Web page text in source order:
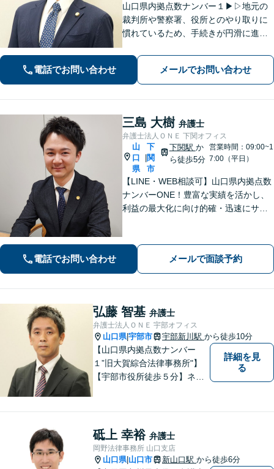
山口県内拠点数ナンバー１▶︎▷地元の
裁判所や警察署、役所とのやり取りに
慣れているため、手続きが円滑に進み
ことで、仕事帰りや急な事態でも相談
に行きやすくなります。法律トラブル
は「地域密着」の当事務所にご相談く
ださい。
電話でお問い合わせ メールでお問い合わせ
三島 大樹 弁護士
弁護士法人ＯＮＥ 下関オフィス
山
口
県
下
関
市
下関駅 か
ら徒歩5分
営業時間：09:00~1
7:00（平日）
【LINE・WEB相談可】山口県内拠点数
ナンバーONE！豊富な実績を活かし、
利益の最大化に向け的確・迅速にサポ
問題／交通事故等、あなたの味方とし
て尽力します【完全個室】【下関駅5
分】
電話でお問い合わせ メールで面談予約
弘藤 智基 弁護士
弁護士法人ＯＮＥ 宇部オフィス
山口県|宇部市 宇部新川駅 から徒歩10分
【山口県内拠点数ナンバー
１”旧大賀綜合法律事務所"】
【宇部市役所徒歩５分】ネッ
相談ください。
詳細を見
る
砥上 幸裕 弁護士
岡野法律事務所 山口支店
山口県| 山口市 新山口駅 から徒歩6分